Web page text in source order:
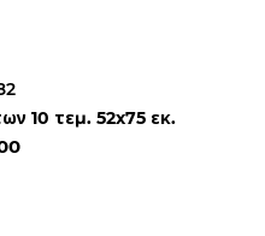
10 τεμ. 52x75 εκ.